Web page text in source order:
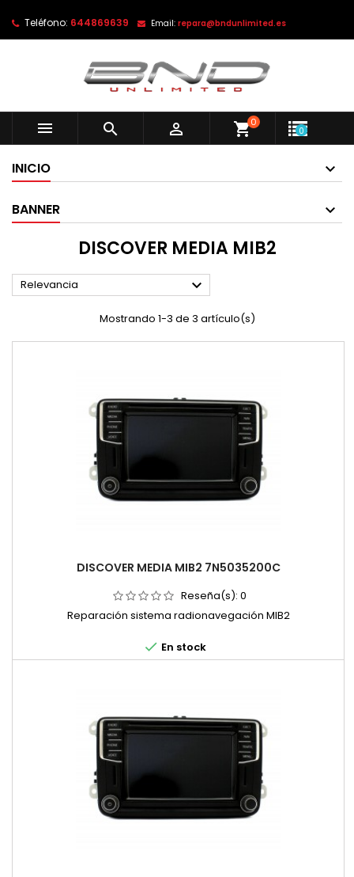
Teléfono: 644869639 Email: repara@bndunlimited.es
   shopping_cart0
0
INICIO
BANNER
DISCOVER MEDIA MIB2
Relevancia 
Mostrando 1-3 de 3 artículo(s)
DISCOVER MEDIA MIB2 7N5035200C
Reseña(s): 0
Reparación sistema radionavegación MIB2
 En stock